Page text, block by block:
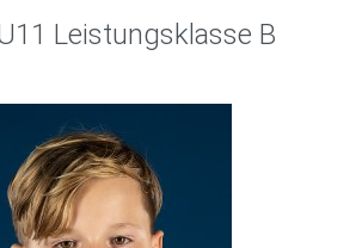
Leistungsklasse B